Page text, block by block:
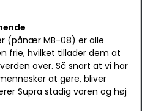
(pånær MB-08) er alle
frie, hvilket tillader dem at
over. Så snart at vi har
at gøre, bliver
Supra stadig varen og høj